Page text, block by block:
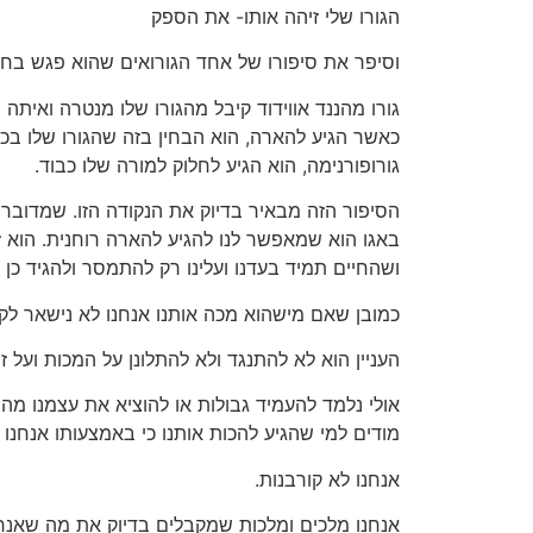
הגורו שלי זיהה אותו- את הספק
וסיפר את סיפורו של אחד הגורואים שהוא פגש
גורו מהננד אווידוד קיבל מהגורו שלו מנטרה
כאשר הגיע להארה, הוא הבחין בזה שהגורו שלו
גורופורנימה, הוא הגיע לחלוק למורה שלו כבוד.
הסיפור הזה מבאיר בדיוק את הנקודה הזו.
באגו הוא שמאפשר לנו להגיע להארה רוחנית.
ושהחיים תמיד בעדנו ועלינו רק להתמסר ולהגיד
כמובן שאם מישהוא מכה אותנו אנחנו לא נישאר
העניין הוא לא להתנגד ולא להתלונן על המכות
אולי נלמד להעמיד גבולות או להוציא את עצמנו
מודים למי שהגיע להכות אותנו כי באמצעותו
אנחנו לא קורבנות.
אנחנו מלכים ומלכות שמקבלים בדיוק את מה